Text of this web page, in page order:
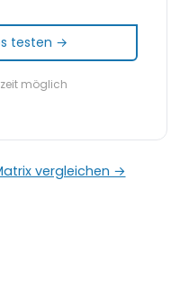
testen →
möglich
vergleichen →